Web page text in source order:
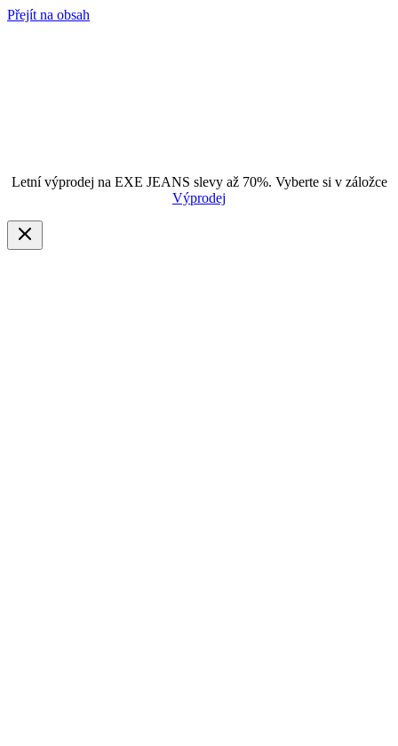
Přejít na obsah
Letní výprodej na EXE JEANS slevy až 70%. Vyberte si v záložce
Výprodej